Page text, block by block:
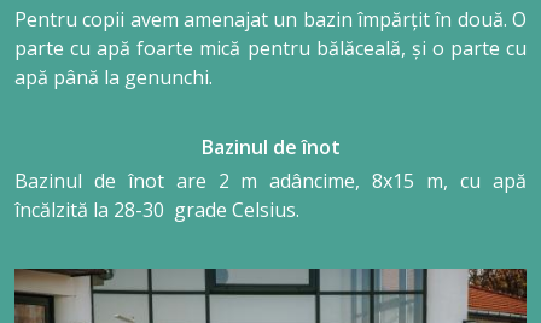
Pentru copii avem amenajat un bazin împărțit în două. O
parte cu apă foarte mică pentru bălăceală, și o parte cu
apă până la genunchi.
Bazinul de înot
Bazinul de înot are 2 m adâncime, 8x15 m, cu apă
încălzită la 28-30 grade Celsius.